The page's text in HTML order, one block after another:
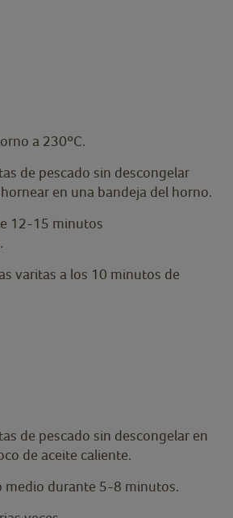
a 230ºC.
de pescado sin descongelar
en una bandeja del horno.
12-15 minutos
varitas a los 10 minutos de
de pescado sin descongelar en
de aceite caliente.
medio durante 5-8 minutos.